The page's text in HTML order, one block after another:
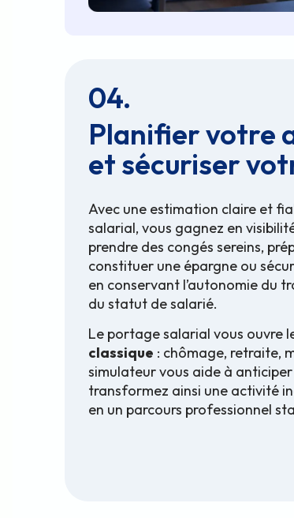
04.
Planifier votre
et sécuriser
Avec une estimation claire et
salarial, vous gagnez en
prendre des congés sereins,
constituer une épargne ou
en conservant l’autonomie du
du statut de salarié.
Le portage salarial vous ouvre
classique : chômage, retraite,
simulateur vous aide à
transformez ainsi une activité
en un parcours professionnel